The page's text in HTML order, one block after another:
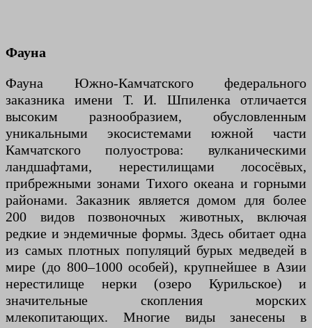
Фауна
Фауна Южно-Камчатского федерального
заказника имени Т. И. Шпиленка отличается
высоким разнообразием, обусловленным
уникальными экосистемами южной части
Камчатского полуострова: вулканическими
ландшафтами, нерестилищами лососёвых,
прибрежными зонами Тихого океана и горными
районами. Заказник является домом для более
200 видов позвоночных животных, включая
редкие и эндемичные формы. Здесь обитает одна
из самых плотных популяций бурых медведей в
мире (до 800–1000 особей), крупнейшее в Азии
нерестилище нерки (озеро Курильское) и
значительные скопления морских
млекопитающих. Многие виды занесены в